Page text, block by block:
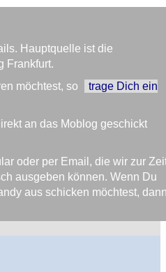
Hauptquelle ist die
Frankfurt.
möchtest, so
trage Dich ein
an das Moblog geschickt
oder per Email, die wir zur
ausgeben können. Wenn Du
aus schicken möchtest,